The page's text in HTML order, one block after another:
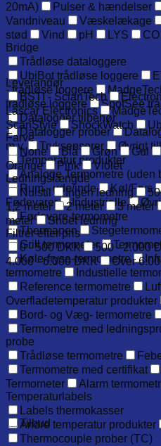
20mA)
Pulser & hændelser
Vandniveau
Væskelækage
stød
Vind pH LYS
Bridge
Trådløse dataloggere
UbiBot trådløse loggere
- trådløse loggere
trådløse loggere
SpotSee
Datalogger tilbehør
Datalogger prober
m.v.
Tryksensorer
Øvrigt
Temperatur produkter
Analoge Termometre (uden
Rum - ude/inde
Køl/Frys
Fødevarer
Industrielle
Fødevare-termometre
Thermapen
Grill termometer
Køle-fryse-termometre
termometre
Industielle
Reference termometre
Overfladetemperatur produkter
Bord- og Væg- termometre
Termometre med
probe
Trådløse termometre
Termometre med certifikat
Termometer
Alarm
Temperaturlabels
Labels thermokasser
Andre temperatur produkter
Thermocouple prober (TC)
Leverandør
BSTI - ScianTech
Lascar Electronics
ScanStyle
ShockWatch
Farve
None
Blå Grøn Gul
Orange
Pink
Violet
Ledningslængde
Nulstil
Ingen ledning
1,2 meter
2 meter 3 meter
meter
Snoet ledning
Filtrer efter pris
0 - 500 DKK
500 - 2.000
4.000 - 6.000 DKK
Over
Tilbud